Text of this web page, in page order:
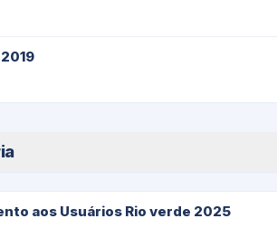
aos Usuários Rio verde 2025